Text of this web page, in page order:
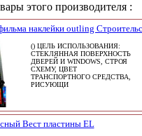
этого производителя :
наклейки outling
() ЦЕЛЬ ИСПОЛЬЗОВАНИЯ:
СТЕКЛЯННАЯ ПОВЕРХНОСТЬ
ДВЕРЕЙ И WINDOWS, СТРОЯ
СХЕМУ, ЦВЕТ
ТРАНСПОРТНОГО СРЕДСТВА,
РИСУЮЩИ
Вест пластины EL